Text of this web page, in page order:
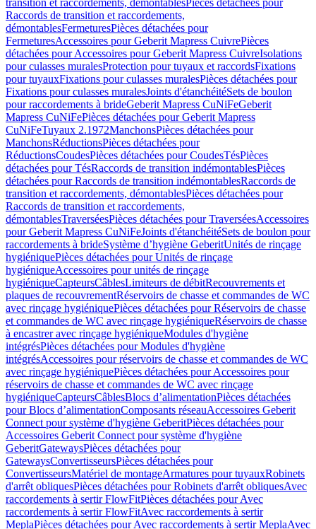
transition et raccordements, démontablesPièces détachées pour
Raccords de transition et raccordements,
démontablesFermeturesPièces détachées pour
FermeturesAccessoires pour Geberit Mapress CuivrePièces
détachées pour Accessoires pour Geberit Mapress CuivreIsolations
pour culasses muralesProtection pour tuyaux et raccordsFixations
pour tuyauxFixations pour culasses muralesPièces détachées pour
Fixations pour culasses muralesJoints d'étanchéitéSets de boulon
pour raccordements à brideGeberit Mapress CuNiFeGeberit
Mapress CuNiFePièces détachées pour Geberit Mapress
CuNiFeTuyaux 2.1972ManchonsPièces détachées pour
ManchonsRéductionsPièces détachées pour
RéductionsCoudesPièces détachées pour CoudesTésPièces
détachées pour TésRaccords de transition indémontablesPièces
détachées pour Raccords de transition indémontablesRaccords de
transition et raccordements, démontablesPièces détachées pour
Raccords de transition et raccordements,
démontablesTraverséesPièces détachées pour TraverséesAccessoires
pour Geberit Mapress CuNiFeJoints d'étanchéitéSets de boulon pour
raccordements à brideSystème d’hygiène GeberitUnités de rinçage
hygiéniquePièces détachées pour Unités de rinçage
hygiéniqueAccessoires pour unités de rinçage
hygiéniqueCapteursCâblesLimiteurs de débitRecouvrements et
plaques de recouvrementRéservoirs de chasse et commandes de WC
avec rinçage hygiéniquePièces détachées pour Réservoirs de chasse
et commandes de WC avec rinçage hygiéniqueRéservoirs de chasse
à encastrer avec rinçage hygiéniqueModules d'hygiène
intégrésPièces détachées pour Modules d'hygiène
intégrésAccessoires pour réservoirs de chasse et commandes de WC
avec rinçage hygiéniquePièces détachées pour Accessoires pour
réservoirs de chasse et commandes de WC avec rinçage
hygiéniqueCapteursCâblesBlocs d’alimentationPièces détachées
pour Blocs d’alimentationComposants réseauAccessoires Geberit
Connect pour système d'hygiène GeberitPièces détachées pour
Accessoires Geberit Connect pour système d'hygiène
GeberitGatewaysPièces détachées pour
GatewaysConvertisseursPièces détachées pour
ConvertisseursMatériel de montageArmatures pour tuyauxRobinets
d'arrêt obliquesPièces détachées pour Robinets d'arrêt obliquesAvec
raccordements à sertir FlowFitPièces détachées pour Avec
raccordements à sertir FlowFitAvec raccordements à sertir
MeplaPièces détachées pour Avec raccordements à sertir MeplaAvec